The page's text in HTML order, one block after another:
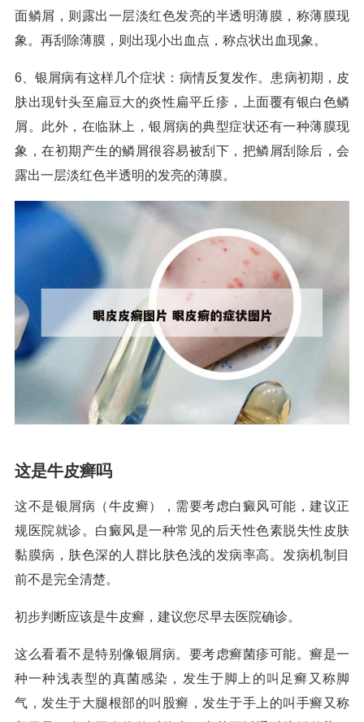
面鳞屑，则露出一层淡红色发亮的半透明薄膜，称薄膜现
象。再刮除薄膜，则出现小出血点，称点状出血现象。
6、银屑病有这样几个症状：病情反复发作。患病初期，皮
肤出现针头至扁豆大的炎性扁平丘疹，上面覆有银白色鳞
屑。此外，在临牀上，银屑病的典型症状还有一种薄膜现
象，在初期产生的鳞屑很容易被刮下，把鳞屑刮除后，会
露出一层淡红色半透明的发亮的薄膜。
这是牛皮癣吗
这不是银屑病（牛皮癣），需要考虑白癜风可能，建议正
规医院就诊。白癜风是一种常见的后天性色素脱失性皮肤
黏膜病，肤色深的人群比肤色浅的发病率高。发病机制目
前不是完全清楚。
初步判断应该是牛皮癣，建议您尽早去医院确诊。
这么看看不是特别像银屑病。要考虑癣菌疹可能。癣是一
种一种浅表型的真菌感染，发生于脚上的叫足癣又称脚
气，发生于大腿根部的叫股癣，发生于手上的叫手癣又称